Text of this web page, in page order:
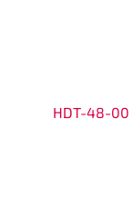
HDT-48-00